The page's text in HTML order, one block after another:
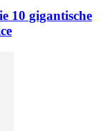
10 gigantische